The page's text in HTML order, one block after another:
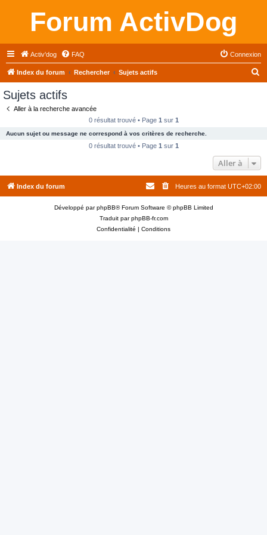
Forum ActivDog
Activ'dog FAQ Connexion
Index du forum Rechercher Sujets actifs
c
e
Sujets actifs
Aller à la recherche avancée
0 résultat trouvé • Page 1 sur 1
Aucun sujet ou message ne correspond à vos critères de recherche.
0 résultat trouvé • Page 1 sur 1
Aller à
Index du forum Heures au format UTC+02:00
Développé parphpBB® Forum Software © phpBB Limited
Traduit parphpBB-fr.com
Confidentialité | Conditions